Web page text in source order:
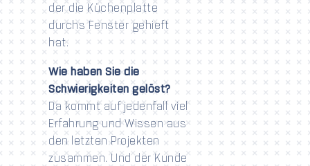
der die Küchenplatte
durchs Fenster gehieft
hat.
Wie haben Sie die
Schwierigkeiten gelöst?
Da kommt auf jedenfall viel
Erfahrung und Wissen aus
den letzten Projekten
zusammen. Und der Kunde